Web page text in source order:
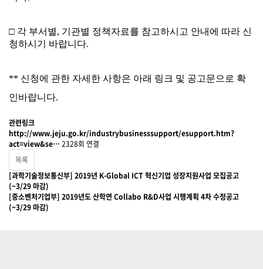
□ 각 부서별, 기관별 정책자료를 참고하시고 안내에 따라 신
청하시기 바랍니다.
** 신청에 관한 자세한 사항은 아래 링크 및 공고문으로 확
인바랍니다.
관련링크
http://www.jeju.go.kr/industrybusinesssupport/esupport.htm?
act=view&se… 2328회 연결
목록
[과학기술정보통신부] 2019년 K-Global ICT 혁신기업 성장지원사업 모집공고
(~3/29 마감)
[중소벤처기업부] 2019년도 산학연 Collabo R&D사업 시행계획 4차 수정공고
(~3/29 마감)